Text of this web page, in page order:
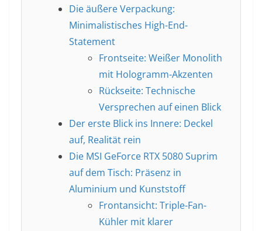
Die äußere Verpackung:
Minimalistisches High-End-
Statement
Frontseite: Weißer Monolith
mit Hologramm-Akzenten
Rückseite: Technische
Versprechen auf einen Blick
Der erste Blick ins Innere: Deckel
auf, Realität rein
Die MSI GeForce RTX 5080 Suprim
auf dem Tisch: Präsenz in
Aluminium und Kunststoff
Frontansicht: Triple-Fan-
Kühler mit klarer